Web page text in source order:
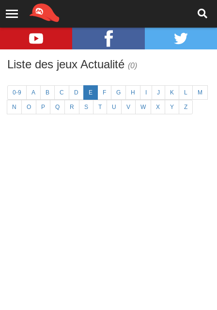
Liste des jeux Actualité (0)
0-9 A B C D E F G H J K L M
N O P Q R S T U V W X Y Z